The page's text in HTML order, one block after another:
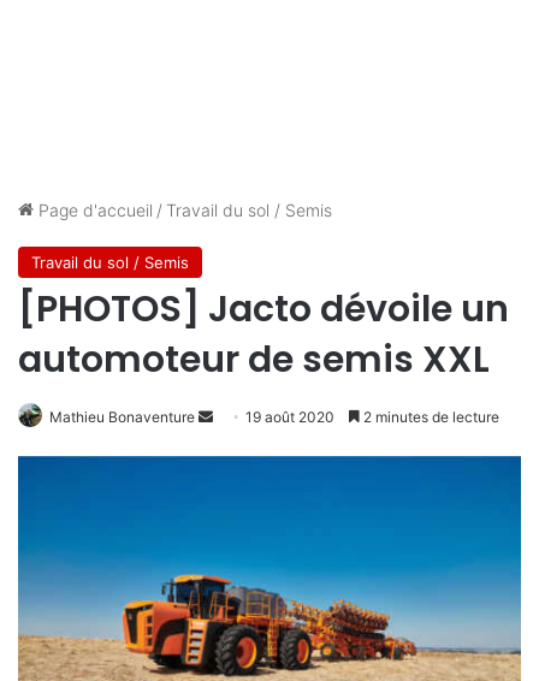
Page d'accueil /Travail du sol / Semis
Travail du sol / Semis
[PHOTOS] Jacto dévoile un
automoteur de semis XXL
Mathieu Bonaventure
r
u
n
c
19 août 2020 2 minutes de lecture